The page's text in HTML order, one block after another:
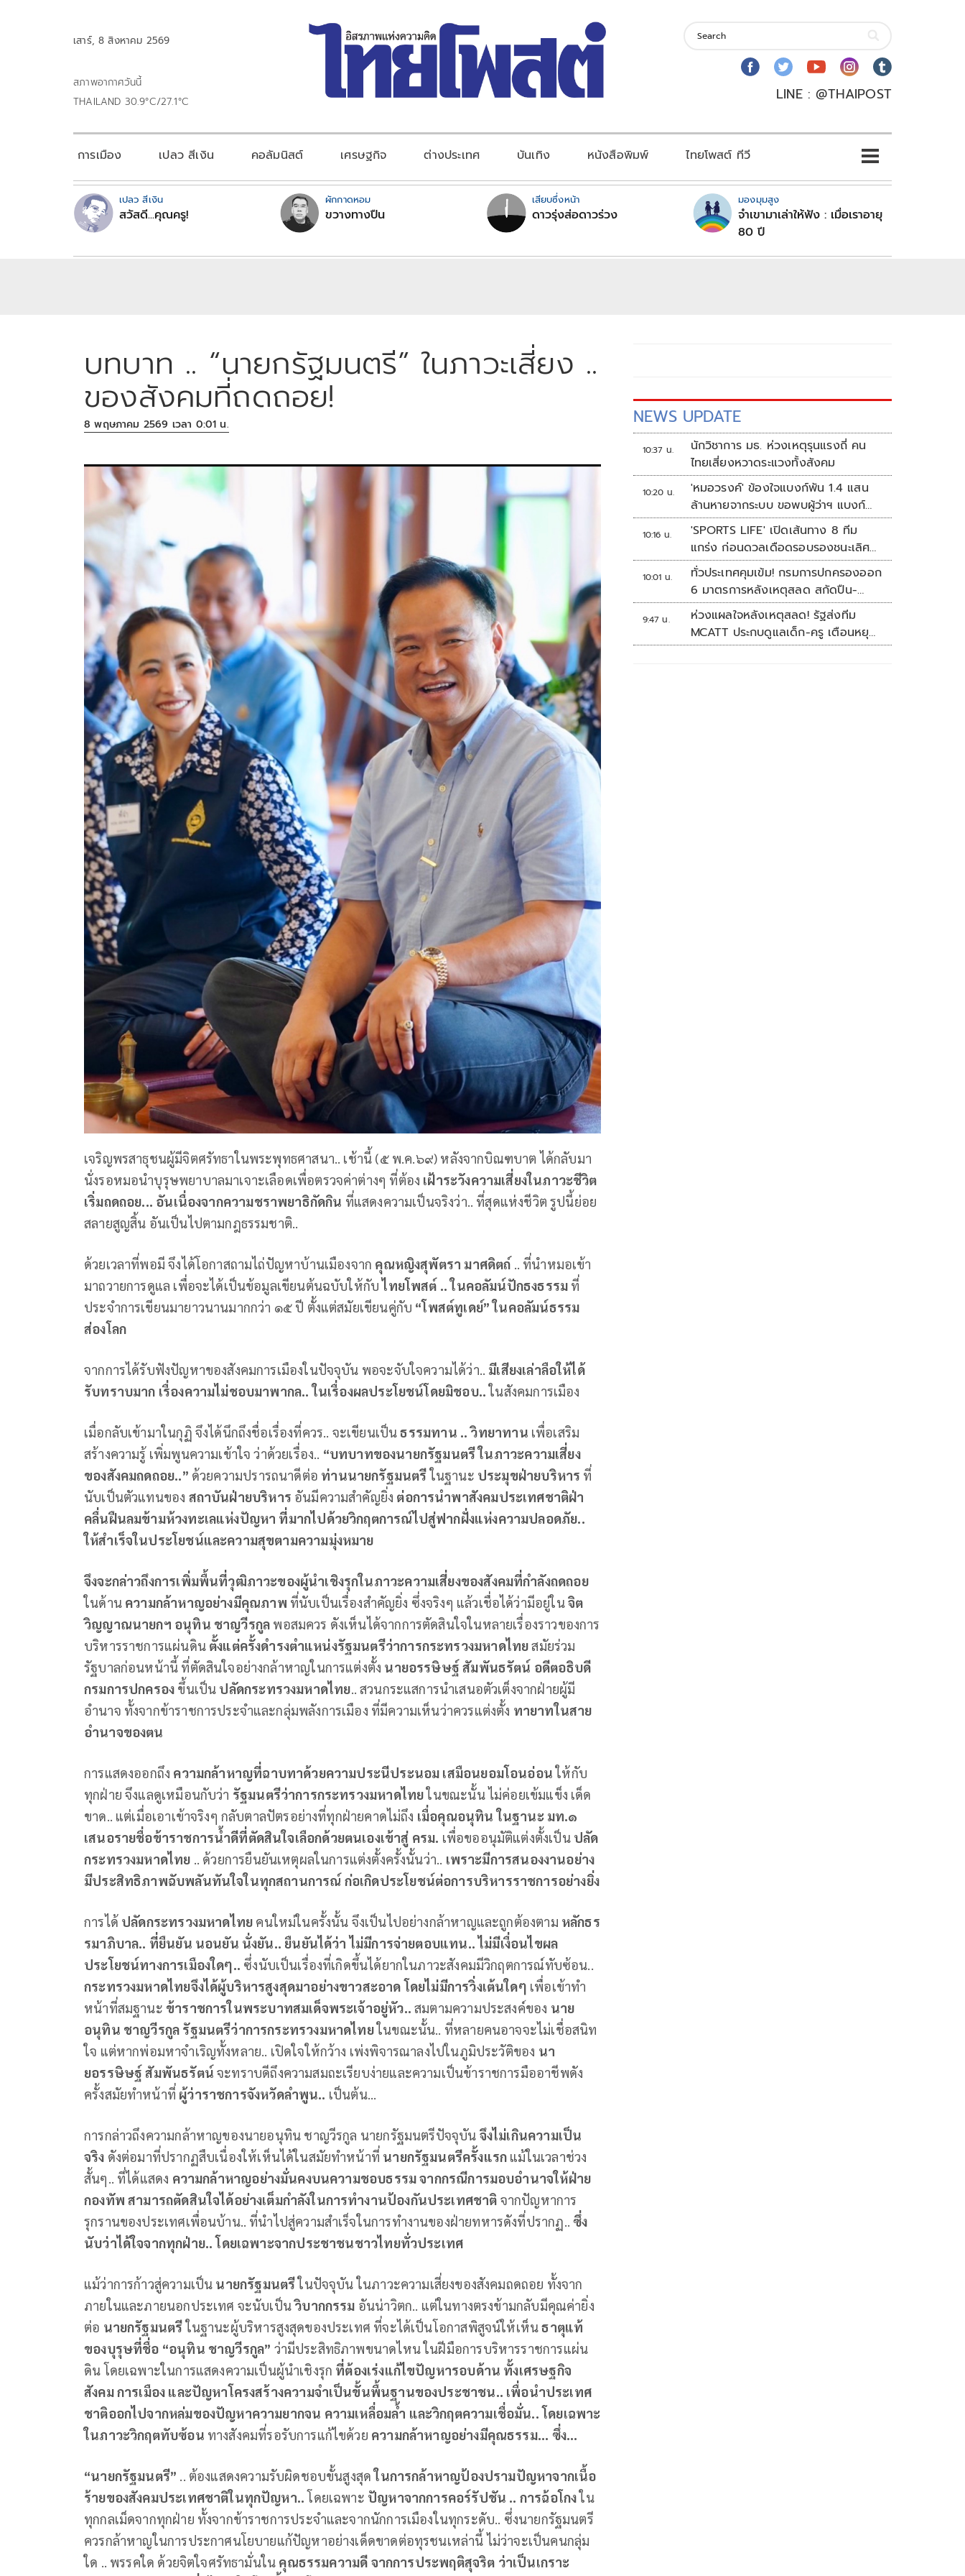
เสาร์, 8 สิงหาคม 2569
สภาพอากาศวันนี้
THAILAND 30.9°C/27.1°C
LINE : @THAIPOST
การเมือง เปลว สีเงิน คอลัมนิสต์ เศรษฐกิจ ต่างประเทศ บันเทิง หนังสือพิมพ์ ไทยโพสต์ ทีวี
เปลว สีเงิน
สวัสดี...คุณครู!
ผักกาดหอม
ขวางทางปืน
เสียบซึ่งหน้า
ดาวรุ่งส่อดาวร่วง
มองมุมสูง
จำเขามาเล่าให้ฟัง : เมื่อเราอายุ
80 ปี
บทบาท .. “นายกรัฐมนตรี” ในภาวะเสี่ยง ..
ของสังคมที่ถดถอย!
8 พฤษภาคม 2569 เวลา 0:01 น.
เจริญพรสาธุชนผู้มีจิตศรัทธาในพระพุทธศาสนา.. เช้านี้ (๕ พ.ค.๖๙) หลังจากบิณฑบาต ได้กลับมา
นั่งรอหมอนำบุรุษพยาบาลมาเจาะเลือดเพื่อตรวจค่าต่างๆ ที่ต้อง เฝ้าระวังความเสี่ยงในภาวะชีวิต
เริ่มถดถอย... อันเนื่องจากความชราพยาธิกัดกิน ที่แสดงความเป็นจริงว่า.. ที่สุดแห่งชีวิต รูปนี้ย่อย
สลายสูญสิ้น อันเป็นไปตามกฎธรรมชาติ..
ด้วยเวลาที่พอมี จึงได้โอกาสถามไถ่ปัญหาบ้านเมืองจาก คุณหญิงสุพัตรา มาศดิตถ์ .. ที่นำหมอเข้า
มาถวายการดูแล เพื่อจะได้เป็นข้อมูลเขียนต้นฉบับให้กับไทยโพสต์ .. ในคอลัมน์ปักธงธรรม ที่
ประจำการเขียนมายาวนานมากกว่า ๑๕ ปี ตั้งแต่สมัยเขียนคู่กับ “โพสต์ทูเดย์” ในคอลัมน์ธรรม
ส่องโลก
จากการได้รับฟังปัญหาของสังคมการเมืองในปัจจุบัน พอจะจับใจความได้ว่า.. มีเสียงเล่าลือให้ได้
รับทราบมาก เรื่องความไม่ชอบมาพากล.. ในเรื่องผลประโยชน์โดยมิชอบ..ในสังคมการเมือง
เมื่อกลับเข้ามาในกุฏิ จึงได้นึกถึงชื่อเรื่องที่ควร.. จะเขียนเป็นธรรมทาน .. วิทยาทาน เพื่อเสริม
สร้างความรู้ เพิ่มพูนความเข้าใจ ว่าด้วยเรื่อง.. “บทบาทของนายกรัฐมนตรี ในภาวะความเสี่ยง
ของสังคมถดถอย..” ด้วยความปรารถนาดีต่อ ท่านนายกรัฐมนตรีในฐานะ ประมุขฝ่ายบริหาร ที่
นับเป็นตัวแทนของ สถาบันฝ่ายบริหาร อันมีความสำคัญยิ่ง ต่อการนำพาสังคมประเทศชาติฝ่า
คลื่นฝืนลมข้ามห้วงทะเลแห่งปัญหา ที่มากไปด้วยวิกฤตการณ์ไปสู่ฟากฝั่งแห่งความปลอดภัย..
ให้สำเร็จในประโยชน์และความสุขตามความมุ่งหมาย
จึงจะกล่าวถึงการเพิ่มพื้นที่วุฒิภาวะของผู้นำเชิงรุกในภาวะความเสี่ยงของสังคมที่กำลังถดถอย
ในด้าน ความกล้าหาญอย่างมีคุณภาพ ที่นับเป็นเรื่องสำคัญยิ่ง ซึ่งจริงๆ แล้วเชื่อได้ว่ามีอยู่ในจิต
วิญญาณนายกฯ อนุทิน ชาญวีรกูล พอสมควร ดังเห็นได้จากการตัดสินใจในหลายเรื่องราวของการ
บริหารราชการแผ่นดิน ตั้งแต่ครั้งดำรงตำแหน่งรัฐมนตรีว่าการกระทรวงมหาดไทยสมัยร่วม
รัฐบาลก่อนหน้านี้ ที่ตัดสินใจอย่างกล้าหาญในการแต่งตั้ง นายอรรษิษฐ์ สัมพันธรัตน์ อดีตอธิบดี
กรมการปกครอง ขึ้นเป็น ปลัดกระทรวงมหาดไทย.. สวนกระแสการนำเสนอตัวเต็งจากฝ่ายผู้มี
อำนาจ ทั้งจากข้าราชการประจำและกลุ่มพลังการเมือง ที่มีความเห็นว่าควรแต่งตั้ง ทายาทในสาย
อำนาจของตน
การแสดงออกถึง ความกล้าหาญที่ฉาบทาด้วยความประนีประนอม เสมือนยอมโอนอ่อนให้กับ
ทุกฝ่าย จึงแลดูเหมือนกับว่า รัฐมนตรีว่าการกระทรวงมหาดไทยในขณะนั้น ไม่ค่อยเข้มแข็ง เด็ด
ขาด.. แต่เมื่อเอาเข้าจริงๆ กลับตาลปัตรอย่างที่ทุกฝ่ายคาดไม่ถึง เมื่อคุณอนุทิน ในฐานะ มท.๑
เสนอรายชื่อข้าราชการน้ำดีที่ตัดสินใจเลือกด้วยตนเองเข้าสู่ ครม. เพื่อขออนุมัติแต่งตั้งเป็น ปลัด
กระทรวงมหาดไทย .. ด้วยการยืนยันเหตุผลในการแต่งตั้งครั้งนั้นว่า.. เพราะมีการสนองงานอย่าง
มีประสิทธิภาพฉับพลันทันใจในทุกสถานการณ์ ก่อเกิดประโยชน์ต่อการบริหารราชการอย่างยิ่ง
การได้ ปลัดกระทรวงมหาดไทย คนใหม่ในครั้งนั้น จึงเป็นไปอย่างกล้าหาญและถูกต้องตาม หลักธร
รมาภิบาล.. ที่ยืนยัน นอนยัน นั่งยัน.. ยืนยันได้ว่า ไม่มีการจ่ายตอบแทน.. ไม่มีเงื่อนไขผล
ประโยชน์ทางการเมืองใดๆ.. ซึ่งนับเป็นเรื่องที่เกิดขึ้นได้ยากในภาวะสังคมมีวิกฤตการณ์ทับซ้อน..
กระทรวงมหาดไทยจึงได้ผู้บริหารสูงสุดมาอย่างขาวสะอาด โดยไม่มีการวิ่งเต้นใดๆ เพื่อเข้าทำ
หน้าที่สมฐานะ ข้าราชการในพระบาทสมเด็จพระเจ้าอยู่หัว.. สมตามความประสงค์ของ นาย
อนุทิน ชาญวีรกูล รัฐมนตรีว่าการกระทรวงมหาดไทยในขณะนั้น.. ที่หลายคนอาจจะไม่เชื่อสนิท
ใจ แต่หากพ่อมหาจำเริญทั้งหลาย.. เปิดใจให้กว้าง เพ่งพิจารณาลงไปในภูมิประวัติของ นา
ยอรรษิษฐ์ สัมพันธรัตน์ จะทราบดีถึงความสมถะเรียบง่ายและความเป็นข้าราชการมืออาชีพดัง
ครั้งสมัยทำหน้าที่ ผู้ว่าราชการจังหวัดลำพูน.. เป็นต้น...
การกล่าวถึงความกล้าหาญของนายอนุทิน ชาญวีรกูล นายกรัฐมนตรีปัจจุบัน จึงไม่เกินความเป็น
จริง ดังต่อมาที่ปรากฏสืบเนื่องให้เห็นได้ในสมัยทำหน้าที่ นายกรัฐมนตรีครั้งแรก แม้ในเวลาช่วง
สั้นๆ.. ที่ได้แสดง ความกล้าหาญอย่างมั่นคงบนความชอบธรรม จากกรณีการมอบอำนาจให้ฝ่าย
กองทัพ สามารถตัดสินใจได้อย่างเต็มกำลังในการทำงานป้องกันประเทศชาติ จากปัญหาการ
รุกรานของประเทศเพื่อนบ้าน.. ที่นำไปสู่ความสำเร็จในการทำงานของฝ่ายทหารดังที่ปรากฏ.. ซึ่ง
นับว่าได้ใจจากทุกฝ่าย.. โดยเฉพาะจากประชาชนชาวไทยทั่วประเทศ
แม้ว่าการก้าวสู่ความเป็น นายกรัฐมนตรีในปัจจุบัน ในภาวะความเสี่ยงของสังคมถดถอย ทั้งจาก
ภายในและภายนอกประเทศ จะนับเป็นวิบากกรรม อันน่าวิตก.. แต่ในทางตรงข้ามกลับมีคุณค่ายิ่ง
ต่อ นายกรัฐมนตรีในฐานะผู้บริหารสูงสุดของประเทศ ที่จะได้เป็นโอกาสพิสูจน์ให้เห็นธาตุแท้
ของบุรุษที่ชื่อ “อนุทิน ชาญวีรกูล” ว่ามีประสิทธิภาพขนาดไหน ในฝีมือการบริหารราชการแผ่น
ดิน โดยเฉพาะในการแสดงความเป็นผู้นำเชิงรุก ที่ต้องเร่งแก้ไขปัญหารอบด้าน ทั้งเศรษฐกิจ
สังคม การเมือง และปัญหาโครงสร้างความจำเป็นขั้นพื้นฐานของประชาชน.. เพื่อนำประเทศ
ชาติออกไปจากหล่มของปัญหาความยากจน ความเหลื่อมล้ำ และวิกฤตความเชื่อมั่น.. โดยเฉพาะ
ในภาวะวิกฤตทับซ้อน ทางสังคมที่รอรับการแก้ไขด้วย ความกล้าหาญอย่างมีคุณธรรม... ซึ่ง...
“นายกรัฐมนตรี” .. ต้องแสดงความรับผิดชอบขั้นสูงสุดในการกล้าหาญป้องปรามปัญหาจากเนื้อ
ร้ายของสังคมประเทศชาติในทุกปัญหา.. โดยเฉพาะ ปัญหาจากการคอร์รัปชัน .. การฉ้อโกงใน
ทุกกลเม็ดจากทุกฝ่าย ทั้งจากข้าราชการประจำและจากนักการเมืองในทุกระดับ.. ซึ่งนายกรัฐมนตรี
ควรกล้าหาญในการประกาศนโยบายแก้ปัญหาอย่างเด็ดขาดต่อทุรชนเหล่านี้ ไม่ว่าจะเป็นคนกลุ่ม
ใด .. พรรคใด ด้วยจิตใจศรัทธามั่นใน คุณธรรมความดี จากการประพฤติสุจริต ว่าเป็นเกราะ
NEWS UPDATE
10:37 น.
นักวิชาการ มธ. ห่วงเหตุรุนแรงถี่ คน
ไทยเสี่ยงหวาดระแวงทั้งสังคม
10:20 น.
'หมอวรงค์' ข้องใจแบงก์พัน 1.4 แสน
ล้านหายจากระบบ ขอพบผู้ว่าฯ แบงก์
ชาติ
10:16 น.
'SPORTS LIFE' เปิดเส้นทาง 8 ทีม
แกร่ง ก่อนดวลเดือดรอบรองชนะเลิศ
ศึก 'วอลเลย์บอลนักเรียน แชมป์
กีฬา 7HD 2026'
10:01 น.
ทั่วประเทศคุมเข้ม! กรมการปกครองออก
6 มาตรการหลังเหตุสลด สกัดปืน-
ป้องกันเลียนแบบ
9:47 น.
ห่วงแผลใจหลังเหตุสลด! รัฐส่งทีม
MCATT ประกบดูแลเด็ก-ครู เตือนหยุด
แชร์ภาพรุนแรง